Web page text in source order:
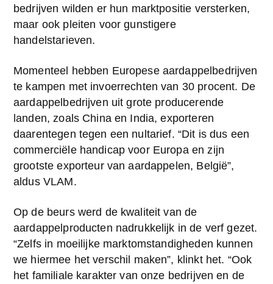
bedrijven wilden er hun marktpositie versterken,
maar ook pleiten voor gunstigere
handelstarieven.
Momenteel hebben Europese aardappelbedrijven
te kampen met invoerrechten van 30 procent. De
aardappelbedrijven uit grote producerende
landen, zoals China en India, exporteren
daarentegen tegen een nultarief. “Dit is dus een
commerciële handicap voor Europa en zijn
grootste exporteur van aardappelen, België”,
aldus VLAM.
Op de beurs werd de kwaliteit van de
aardappelproducten nadrukkelijk in de verf gezet.
“Zelfs in moeilijke marktomstandigheden kunnen
we hiermee het verschil maken”, klinkt het. “Ook
het familiale karakter van onze bedrijven en de